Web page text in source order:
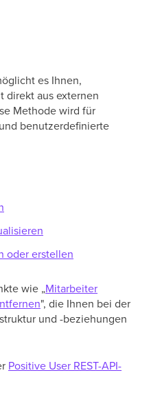
es Ihnen,
direkt aus externen
Methode wird für
benutzerdefinierte
oder erstellen
wie „Mitarbeiter
", die Ihnen bei der
und -beziehungen
Positive User REST-API-